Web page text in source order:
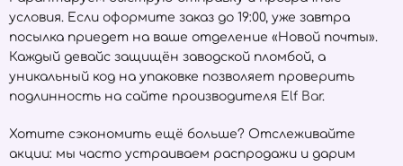
условия. Если оформите заказ до 19:00, уже завтра
посылка приедет на ваше отделение «Новой почты».
Каждый девайс защищён заводской пломбой, а
уникальный код на упаковке позволяет проверить
подлинность на сайте производителя Elf Bar.
Хотите сэкономить ещё больше? Отслеживайте
акции: мы часто устраиваем распродажи и дарим